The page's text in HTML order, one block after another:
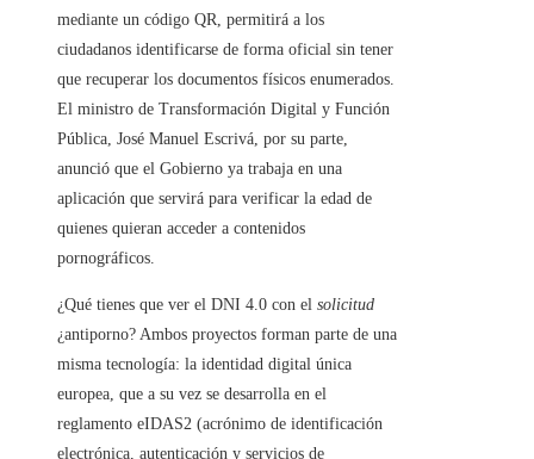
mediante un código QR, permitirá a los
ciudadanos identificarse de forma oficial sin tener
que recuperar los documentos físicos enumerados.
El ministro de Transformación Digital y Función
Pública, José Manuel Escrivá, por su parte,
anunció que el Gobierno ya trabaja en una
aplicación que servirá para verificar la edad de
quienes quieran acceder a contenidos
pornográficos.
¿Qué tienes que ver el DNI 4.0 con el solicitud
¿antiporno? Ambos proyectos forman parte de una
misma tecnología: la identidad digital única
europea, que a su vez se desarrolla en el
reglamento eIDAS2 (acrónimo de identificación
electrónica, autenticación y servicios de